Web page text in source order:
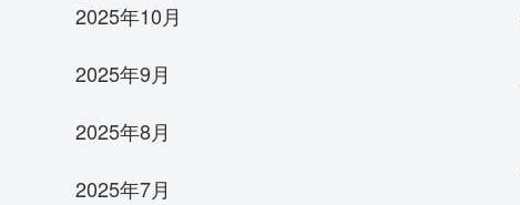
2025年10月
2025年9月
2025年8月
2025年7月